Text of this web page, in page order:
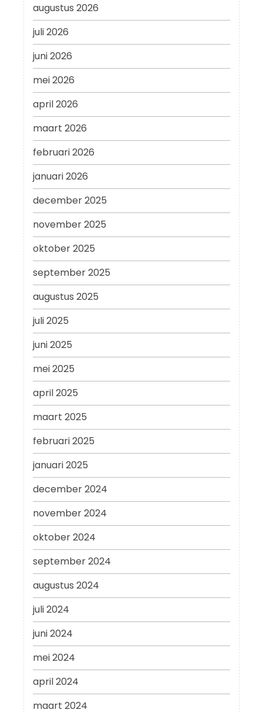
augustus 2026
juli 2026
juni 2026
mei 2026
april 2026
maart 2026
februari 2026
januari 2026
december 2025
november 2025
oktober 2025
september 2025
augustus 2025
juli 2025
juni 2025
mei 2025
april 2025
maart 2025
februari 2025
januari 2025
december 2024
november 2024
oktober 2024
september 2024
augustus 2024
juli 2024
juni 2024
mei 2024
april 2024
maart 2024